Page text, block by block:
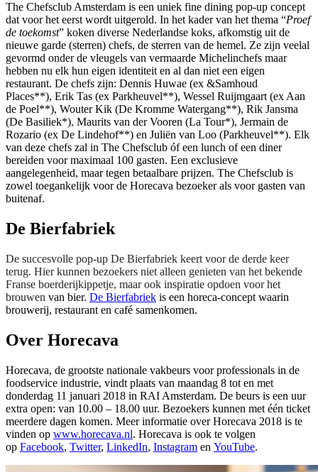
The Chefsclub Amsterdam is een uniek fine dining pop-up concept
dat voor het eerst wordt uitgerold. In het kader van het thema “Proef
de toekomst” koken diverse Nederlandse koks, afkomstig uit de
nieuwe garde (sterren) chefs, de sterren van de hemel. Ze zijn veelal
gevormd onder de vleugels van vermaarde Michelinchefs maar
hebben nu elk hun eigen identiteit en al dan niet een eigen
restaurant. De chefs zijn: Dennis Huwae (ex &Samhoud
Places**), Erik Tas (ex Parkheuvel**), Wessel Ruijmgaart (ex Aan
de Poel**), Wouter Kik (De Kromme Watergang**), Rik Jansma
(De Basiliek*), Maurits van der Vooren (La Tour*), Jermain de
Rozario (ex De Lindehof**) en Juliën van Loo (Parkheuvel**). Elk
van deze chefs zal in The Chefsclub óf een lunch of een diner
bereiden voor maximaal 100 gasten. Een exclusieve
aangelegenheid, maar tegen betaalbare prijzen. The Chefsclub is
zowel toegankelijk voor de Horecava bezoeker als voor gasten van
buitenaf.
De Bierfabriek
De succesvolle pop-up De Bierfabriek keert voor de derde keer
terug. Hier kunnen bezoekers niet alleen genieten van het bekende
Franse boerderijkippetje, maar ook inspiratie opdoen voor het
brouwen van bier. De Bierfabriek is een horeca-concept waarin
brouwerij, restaurant en café samenkomen.
Over Horecava
Horecava, de grootste nationale vakbeurs voor professionals in de
foodservice industrie, vindt plaats van maandag 8 tot en met
donderdag 11 januari 2018 in RAI Amsterdam. De beurs is een uur
extra open: van 10.00 – 18.00 uur. Bezoekers kunnen met één ticket
meerdere dagen komen. Meer informatie over Horecava 2018 is te
vinden op www.horecava.nl. Horecava is ook te volgen
op Facebook, Twitter, LinkedIn, Instagram en YouTube.